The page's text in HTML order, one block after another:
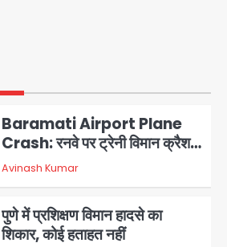
Crash: रनवे पर ट्रेनी विमान क्रैश,
जांच शुरू
Avinash Kumar
पुणे में प्रशिक्षण विमान हादसे का
शिकार, कोई हताहत नहीं
Team JHJ